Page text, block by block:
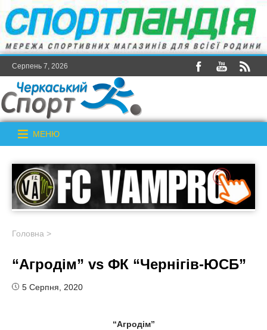
Серпень 7, 2026
МЕНЮ
Головна >
“Агродім” vs ФК “Чернігів-ЮСБ”
5 Серпня, 2020
“Агродім”